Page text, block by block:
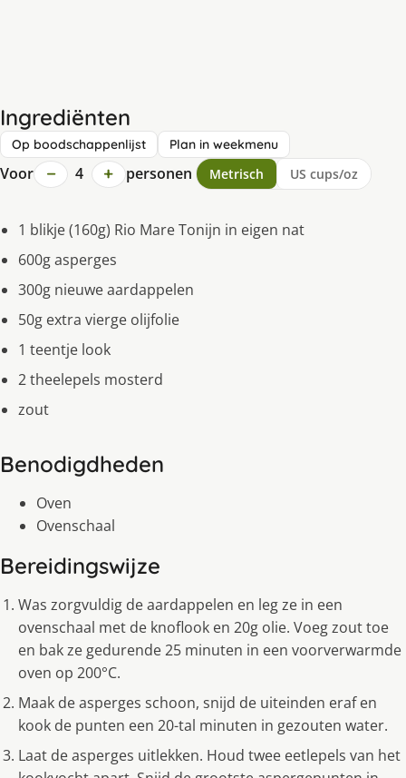
Ingrediënten
Op boodschappenlijst Plan in weekmenu
Voor − 4 + personen Metrisch US cups/oz
1 blikje (160g) Rio Mare Tonijn in eigen nat
600g asperges
300g nieuwe aardappelen
50g extra vierge olijfolie
1 teentje look
2 theelepels mosterd
zout
Benodigdheden
Oven
Ovenschaal
Bereidingswijze
Was zorgvuldig de aardappelen en leg ze in een
ovenschaal met de knoflook en 20g olie. Voeg zout toe
en bak ze gedurende 25 minuten in een voorverwarmde
oven op 200°C.
Maak de asperges schoon, snijd de uiteinden eraf en
kook de punten een 20-tal minuten in gezouten water.
Laat de asperges uitlekken. Houd twee eetlepels van het